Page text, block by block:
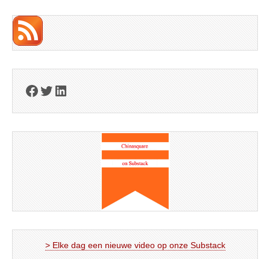
Facebook
Twitter
LinkedIn
> Elke dag een nieuwe video op onze Substack